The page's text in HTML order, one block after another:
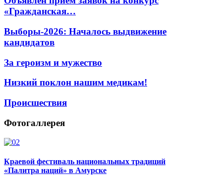
«Гражданская…
Выборы-2026: Началось выдвижение
кандидатов
За героизм и мужество
Низкий поклон нашим медикам!
Происшествия
Фотогаллерея
Краевой фестиваль национальных традиций
«Палитра наций» в Амурске